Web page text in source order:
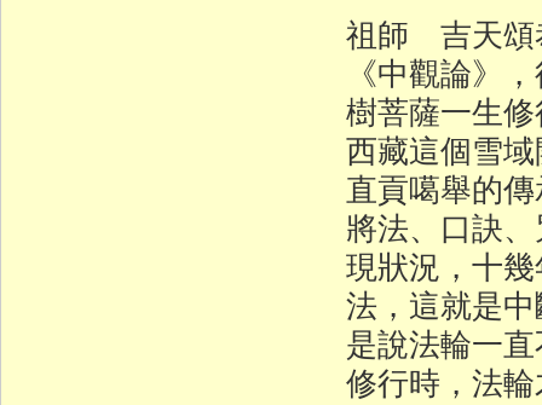
祖師 吉天頌
《中觀論》
樹菩薩一生
西藏這個雪
直貢噶舉的
將法、口訣
現狀況，十
法，這就是
是說法輪一
修行時，法